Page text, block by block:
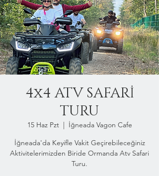
4x4 ATV SAFARİ
TURU
15 Haz Pzt
  |
İğneada Vagon Cafe
İğneada'da Keyifle Vakit Geçirebileceğiniz
Aktivitelerimizden Biride Ormanda Atv Safari
Turu.